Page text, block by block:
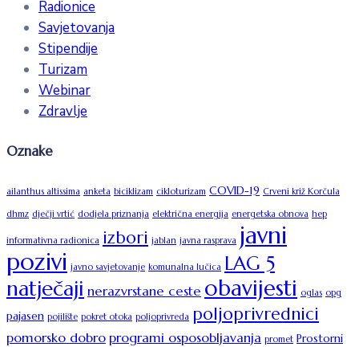
Radionice
Savjetovanja
Stipendije
Turizam
Webinar
Zdravlje
Oznake
ailanthus altissima anketa biciklizam cikloturizam COVID-19 Crveni križ Korčula
dhmz dječji vrtić dodjela priznanja električna energija energetska obnova hep
informativna radionica izbori jablan javna rasprava javni
pozivi javno savjetovanje komunalna lučica LAG 5
natječaji nerazvrstane ceste obavijesti oglas opg
pajasen pojilište pokret otoka poljoprivreda poljoprivrednici
pomorsko dobroprogrami osposobljavanja promet Prostorni